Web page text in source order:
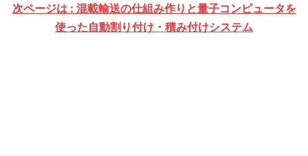
次ページは : 混載輸送の仕組み作りと量子コンピュータを
使った自動割り付け・積み付けシステム